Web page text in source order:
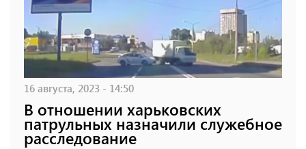
16 августа, 2023 - 14:50
В отношении харьковских
патрульных назначили служебное
расследование